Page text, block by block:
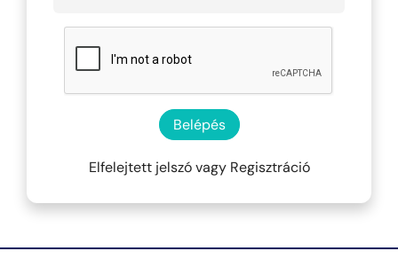
Belépés
Elfelejtett jelszóvagy Regisztráció